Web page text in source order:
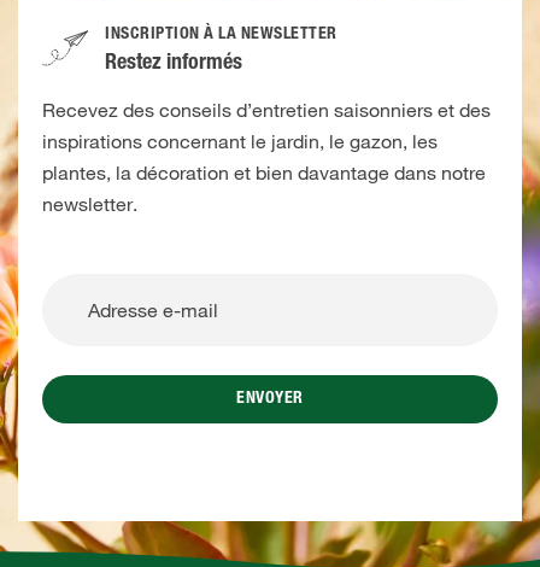
INSCRIPTION À LA NEWSLETTER
Restez informés
Recevez des conseils d’entretien saisonniers et des
inspirations concernant le jardin, le gazon, les
plantes, la décoration et bien davantage dans notre
newsletter.
ENVOYER